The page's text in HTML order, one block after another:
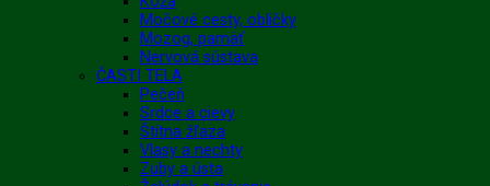
Močové cesty, obličky
Mozog, pamäť
Nervová sústava
ČASTI TELA
Pečeň
Srdce a cievy
Štítna žľaza
Vlasy a nechty
Zuby a ústa